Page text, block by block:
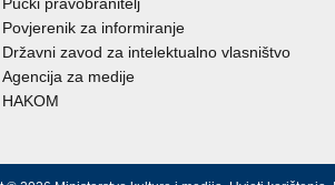
Povjerenik za informiranje
Državni zavod za intelektualno vlasništvo
Agencija za medije
HAKOM